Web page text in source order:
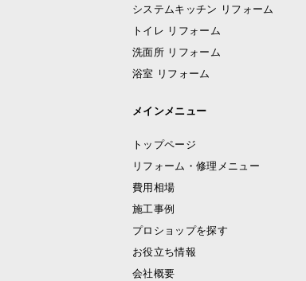
システムキッチン リフォーム
トイレ リフォーム
洗面所 リフォーム
浴室 リフォーム
メインメニュー
トップページ
リフォーム・修理メニュー
費用相場
施工事例
プロショップを探す
お役立ち情報
会社概要